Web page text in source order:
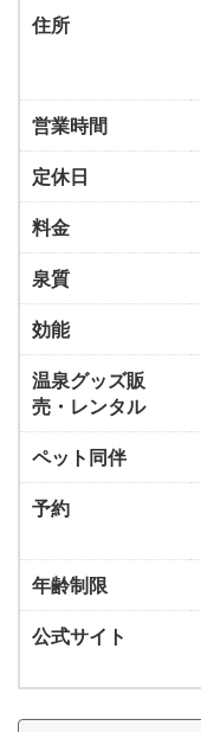
住所
営業時間
定休日
料金
泉質
効能
温泉グッズ販
売・レンタル
ペット同伴
予約
年齢制限
公式サイト